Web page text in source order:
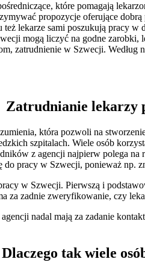
które pomagają
propozycje oferujące
lekarze sami poszukują pracy
mogą liczyć na godne
zatrudnienie w Szwecji.
Zatrudnianie lekarzy
która pozwoli na
szpitalach. Wiele osób
z agencji najpierw polega
do pracy w Szwecji, ponieważ np.
w Szwecji. Pierwszą i
za zadnie zweryfikowanie, czy
nadal mają za zadanie
Dlaczego tak wiele